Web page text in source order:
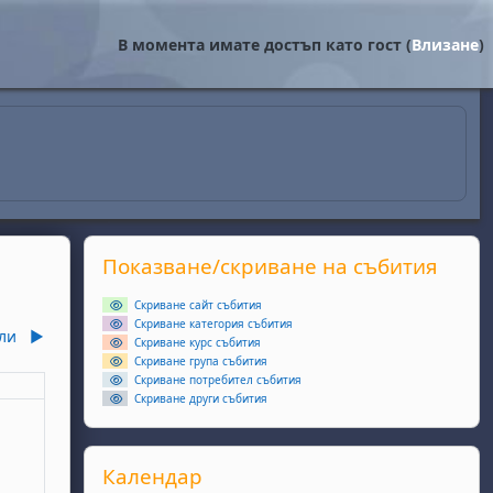
В момента имате достъп като гост (Влизане)
▶︎
6 юнинеделя, 7 юни
Supplementary blocks
Прескочи Показване/скриване на събития
Показване/скриване на събития
Скриване сайт събития
Скриване категория събития
Скриване курс събития
Скриване група събития
Скриване потребител събития
Скриване други събития
Прескочи Календар
Календар